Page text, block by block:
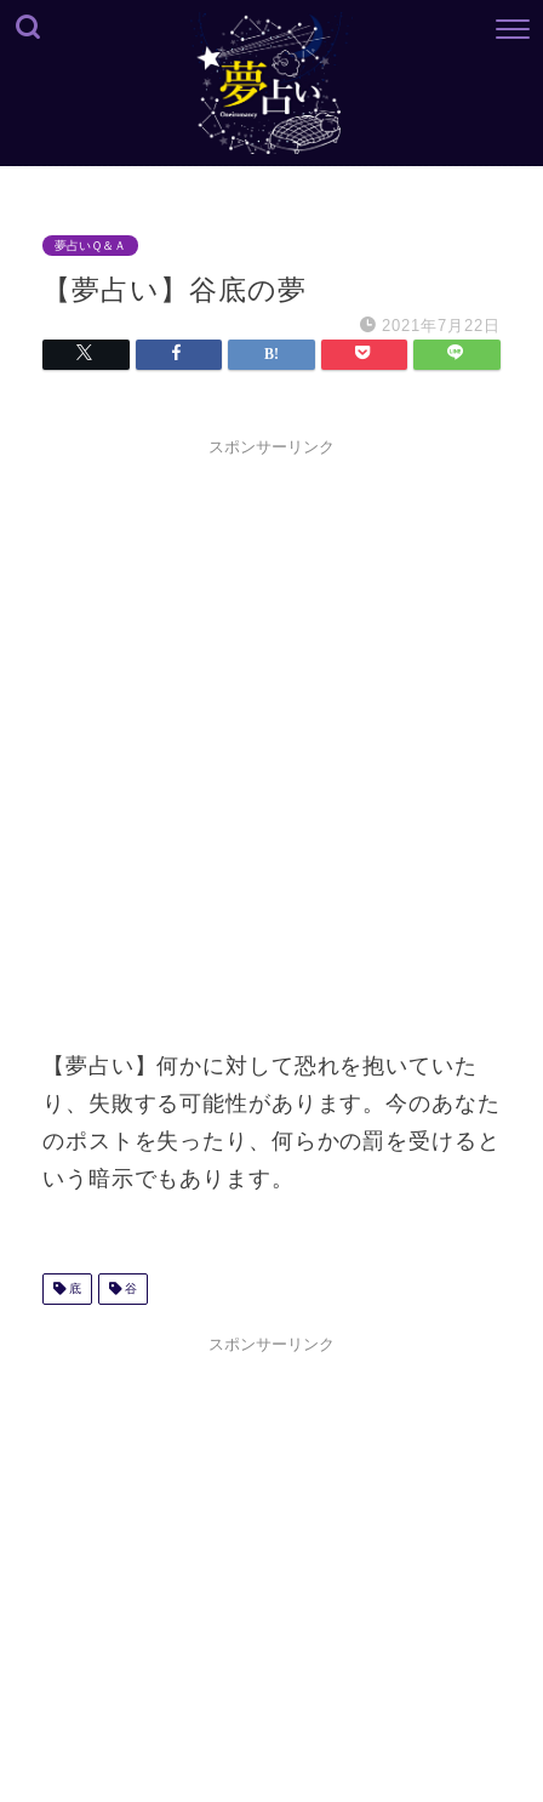
夢占いＱ＆Ａ
【夢占い】谷底の夢
2021年7月22日
スポンサーリンク
【夢占い】何かに対して恐れを抱いていた
り、失敗する可能性があります。今のあなた
のポストを失ったり、何らかの罰を受けると
いう暗示でもあります。
底 谷
スポンサーリンク